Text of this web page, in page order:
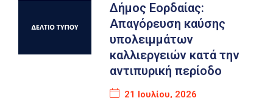
Δήμος Εορδαίας:
Απαγόρευση καύσης
υπολειμμάτων
καλλιεργειών κατά την
αντιπυρική περίοδο
21 Ιουλίου, 2026